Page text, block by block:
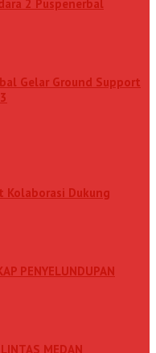
2 Puspenerbal
Gelar Ground Support
Kolaborasi Dukung
PENYELUNDUPAN
MEDAN